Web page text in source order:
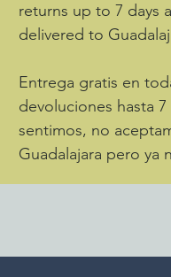
returns up to 7 days
delivered to
Entrega gratis en
devoluciones hasta
sentimos, no
Guadalajara pero ya